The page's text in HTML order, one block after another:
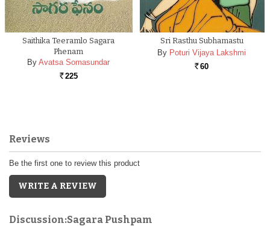
Saithika Teeramlo Sagara
Phenam
By Avatsa Somasundar
Rs. 225
Sri Rasthu Subhamastu
By Poturi Vijaya Lakshmi
Rs. 60
Reviews
Be the first one to review this product
WRITE A REVIEW
Discussion:Sagara Pushpam